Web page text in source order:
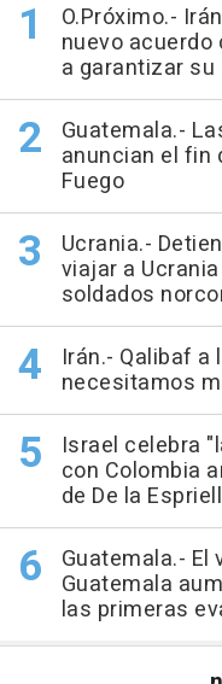
O.Próximo.-
nuevo acuerdo
a garantizar
Guatemala.-
anuncian el fin
Fuego
Ucrania.-
viajar a
soldados
Irán.- Qalibaf
necesitamos
Israel celebra
con Colombia
de De la
Guatemala.- El
Guatemala
las primeras